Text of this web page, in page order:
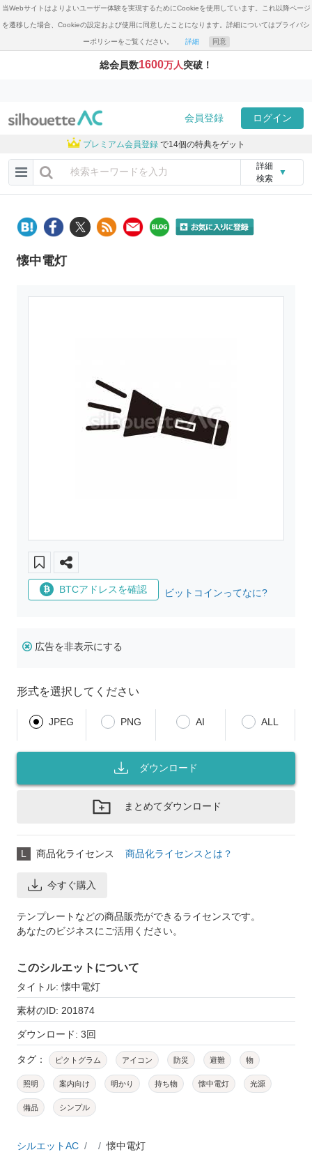
当Webサイトはよりよいユーザー体験を実現するためにCookieを使用しています。これ以降ページ
を遷移した場合、Cookieの設定および使用に同意したことになります。詳細についてはプライバシ
ーポリシーをご覧ください。 詳細 同意
総会員数1600万人突破！
会員登録 ログイン
プレミアム会員登録 で14個の特典をゲット
詳細
検索
▼
懐中電灯
BTCアドレスを確認 ビットコインってなに?
広告を非表示にする
形式を選択してください
JPEG PNG AI ALL
ダウンロード
まとめてダウンロード
L 商品化ライセンス 商品化ライセンスとは？
今すぐ購入
テンプレートなどの商品販売ができるライセンスです。
あなたのビジネスにご活用ください。
このシルエットについて
タイトル: 懐中電灯
素材のID: 201874
ダウンロード: 3回
タグ： ピクトグラム アイコン 防災 避難 物
照明 案内向け 明かり 持ち物 懐中電灯 光源
備品 シンプル
シルエットAC 懐中電灯